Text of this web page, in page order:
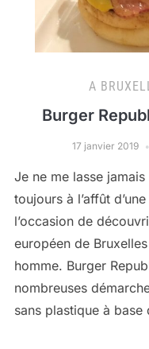
A
Burger
17 janvier 2019
Je ne me lasse
toujours à l’affût
l’occasion de
européen de
homme. Burger
nombreuses
sans plastique à